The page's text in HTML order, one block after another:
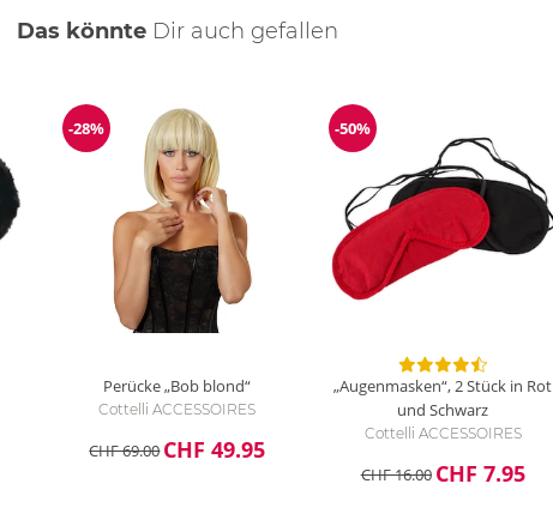
Das könnte Dir auch gefallen
Reduzierung
-28%
Perücke „Bob blond“
Cottelli ACCESSOIRES
CHF 69.00CHF 49.95
Reduzierung
-50%
„Augenmasken“, 2 Stück in Rot
und Schwarz
Cottelli ACCESSOIRES
CHF 16.00 CHF 7.95